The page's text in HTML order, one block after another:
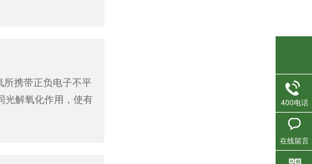
携带正负电子不平
光解氧化作用，使有
400电话
在线留言